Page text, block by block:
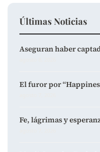
Últimas Noticias
Aseguran haber
El furor por
Fe, lágrimas y